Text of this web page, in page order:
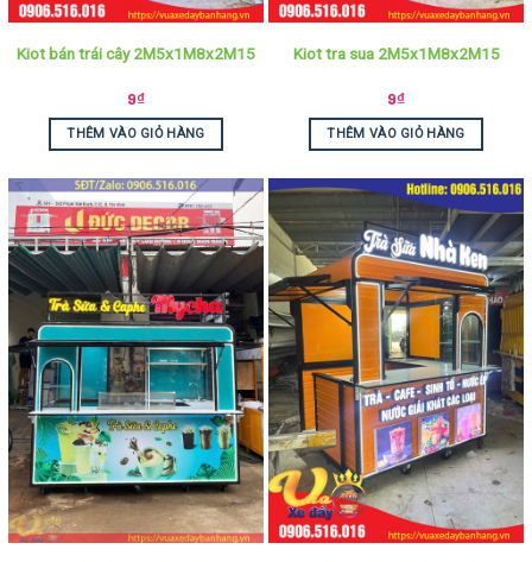
Kiot bán trái cây 2M5x1M8x2M15
9₫
THÊM VÀO GIỎ HÀNG
Kiot tra sua 2M5x1M8x2M15
9₫
THÊM VÀO GIỎ HÀNG